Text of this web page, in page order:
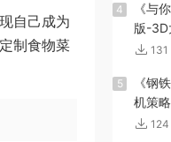
自己成为
制食物菜
4
《与
版-3D
131
5
《钢
机策
124